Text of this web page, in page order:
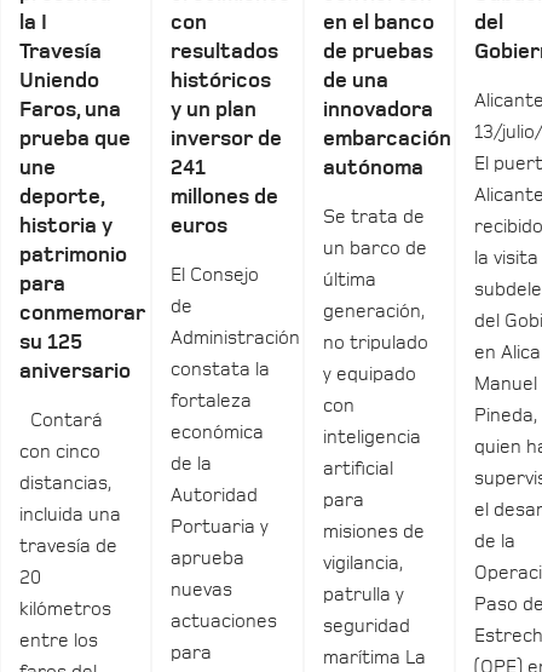
la I
Travesía
Uniendo
Faros, una
prueba que
une
deporte,
historia y
patrimonio
para
conmemorar
su 125
aniversario
Contará
con cinco
distancias,
incluida una
travesía de
20
kilómetros
entre los
con
resultados
históricos
y un plan
inversor de
241
millones de
euros
El Consejo
de
Administración
constata la
fortaleza
económica
de la
Autoridad
Portuaria y
aprueba
nuevas
actuaciones
para
en el banco
de pruebas
de una
innovadora
embarcación
autónoma
Se trata de
un barco de
última
generación,
no tripulado
y equipado
con
inteligencia
artificial
para
misiones de
vigilancia,
patrulla y
seguridad
marítima La
del
13/
El
la
del
en
Manuel
Pineda,
quien
el
de la
Paso
(OPE)